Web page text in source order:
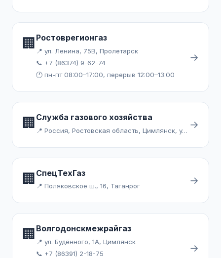
🏢 Ростоврегионгаз
📍 ул. Ленина, 75В, Пролетарск
📞 +7 (86374) 9-62-74
🕐 пн-пт 08:00–17:00, перерыв 12:00–13:00
→
🏢 Служба газового хозяйства
📍 Россия, Ростовская область, Цимлянск, улица Маяковского →
🏢 СпецТехГаз
📍 Поляковское ш., 16, Таганрог →
🏢 Волгодонскмежрайгаз
📍 ул. Будённого, 1А, Цимлянск
📞 +7 (86391) 2-18-75
→